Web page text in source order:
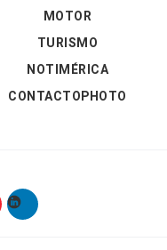
MOTOR
TURISMO
NOTIMÉRICA
CONTACTOPHOTO